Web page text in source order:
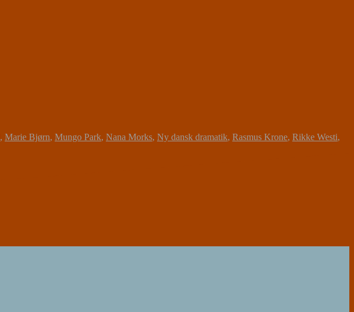
, Marie Bjørn, Mungo Park, Nana Morks, Ny dansk dramatik, Rasmus Krone, Rikke Westi,